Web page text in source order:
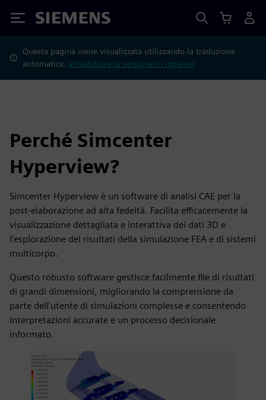
Siemens
Questa pagina viene visualizzata utilizzando la traduzione
automatica.Visualizzare la versione in inglese?
Perché Simcenter
Hyperview?
Simcenter Hyperview è un software di analisi CAE per la
post-elaborazione ad alta fedeltà. Facilita efficacemente la
visualizzazione dettagliata e interattiva dei dati 3D e
l'esplorazione dei risultati della simulazione FEA e di sistemi
multicorpo.
Questo robusto software gestisce facilmente file di risultati
di grandi dimensioni, migliorando la comprensione da
parte dell'utente di simulazioni complesse e consentendo
interpretazioni accurate e un processo decisionale
informato.